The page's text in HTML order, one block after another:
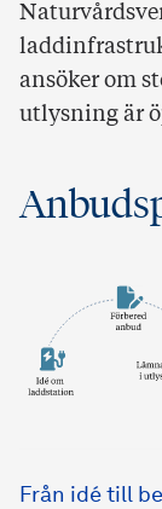
ansöker om
utlysning är
Från idé till